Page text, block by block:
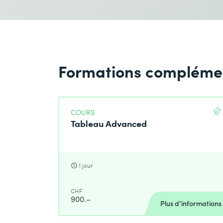
Formations
COURS
Tableau Advanced
1 jour
CHF
900.– Plus d’informations